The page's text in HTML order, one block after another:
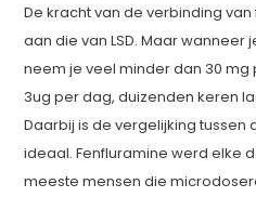
De kracht van de verbinding
aan die van LSD. Maar wanneer
neem je veel minder dan 30
3ug per dag, duizenden keren
Daarbij is de vergelijking
ideaal. Fenfluramine werd elke
meeste mensen die